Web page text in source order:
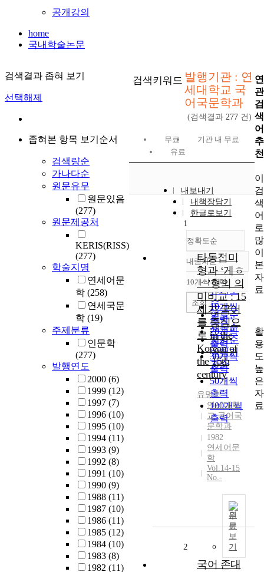
공개강의
home
국내학술논문
검색결과 좁혀 보기
선택해제
좁혀본 항목 보기순서
검색량순
가나다순
원문유무
원문있음
(277)
원문제공처
KERIS(RISS)
(277)
학술지명
연세어문
학 (258)
연세국문
학 (19)
주제분류
인문학
(277)
발행연도
2000 (6)
1999 (12)
1997 (7)
1996 (10)
1995 (10)
1994 (11)
1993 (9)
1992 (8)
1991 (10)
1990 (9)
1988 (11)
1987 (10)
1986 (11)
1985 (12)
1984 (10)
1983 (8)
1982 (11)
검색키워드 발행기관 : 연
세대학교 국
어국문학과
(검색결과 277 건)
무료
기관 내 무료
유료
내보내기
내책장담기
한글로보기
정확도순
정확도
순
인기도
순
연도순
제목순
저자순
발행기
관순
내림차순
내림차순
10개씩 출력
10개씩
출력
20개씩
출력
30개씩
출력
50개씩
출력
100개씩
출력
조회
1
타동접미
형과 ‘­게ㅎ
ㆍ­’형의 의
미비교 : 15
세기 국어
를 중심으
로 in the
Korean of
the 15th
century
유명희
연세대학
교 국어국
문학과
1982
연세어문
학
Vol.14-15
No.-
원
문
보
기
2
국어 존대
연
관
검
색
어
추
천
이
검
색
어
로
많
이
본
자
료
활
용
도
높
은
자
료